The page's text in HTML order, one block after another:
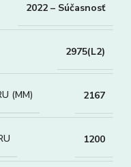
2022 – Súčasnosť
2975(L2)
(MM) 2167
1200